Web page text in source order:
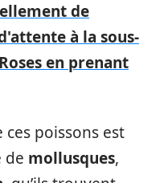
de
à la sous-
en prenant
poissons est
de mollusques,